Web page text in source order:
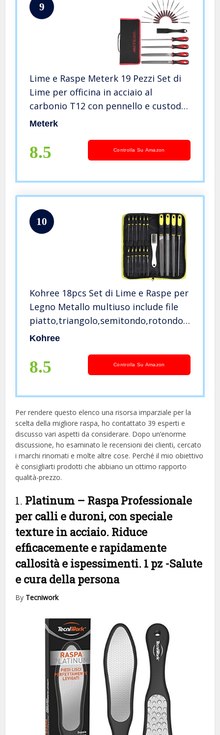
9
Lime e Raspe Meterk 19 Pezzi Set di
Lime per officina in acciaio al
carbonio T12 con pennello e custodia
per lavori
Meterk
8.5 Controlla Su Amazon
10
Kohree 18pcs Set di Lime e Raspe per
Legno Metallo multiuso include file
piatto,triangolo,semitondo,rotondo
di dimensioni e 12 lime ad ago,set
adatto
Kohree
8.5 Controlla Su Amazon
Per rendere questo elenco una risorsa imparziale per la
scelta della migliore raspa, ​​ho contattato 39 esperti e
discusso vari aspetti da considerare. Dopo un’enorme
discussione, ho esaminato le recensioni dei clienti, cercato
i marchi rinomati e molte altre cose. Perché il mio obiettivo
è consigliarti prodotti che abbiano un ottimo rapporto
qualità-prezzo.
1. Platinum – Raspa Professionale
per calli e duroni, con speciale
texture in acciaio. Riduce
efficacemente e rapidamente
callosità e ispessimenti. 1 pz -Salute
e cura della persona
By Tecniwork